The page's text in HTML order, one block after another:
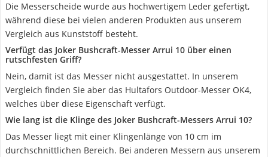
Die Messerscheide wurde aus hochwertigem Leder gefertigt,
während diese bei vielen anderen Produkten aus unserem
Vergleich aus Kunststoff besteht.
Verfügt das Joker Bushcraft-Messer Arrui 10 über einen
rutschfesten Griff?
Nein, damit ist das Messer nicht ausgestattet. In unserem
Vergleich finden Sie aber das Hultafors Outdoor-Messer OK4,
welches über diese Eigenschaft verfügt.
Wie lang ist die Klinge des Joker Bushcraft-Messers Arrui 10?
Das Messer liegt mit einer Klingenlänge von 10 cm im
durchschnittlichen Bereich. Bei anderen Messern aus unserem